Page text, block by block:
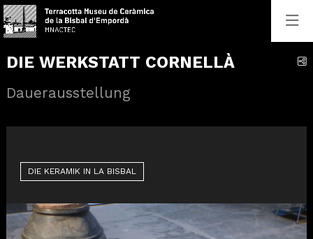
DIE WERKSTATT CORNELLÀ
Dauerausstellung
DIE KERAMIK IN LA BISBAL